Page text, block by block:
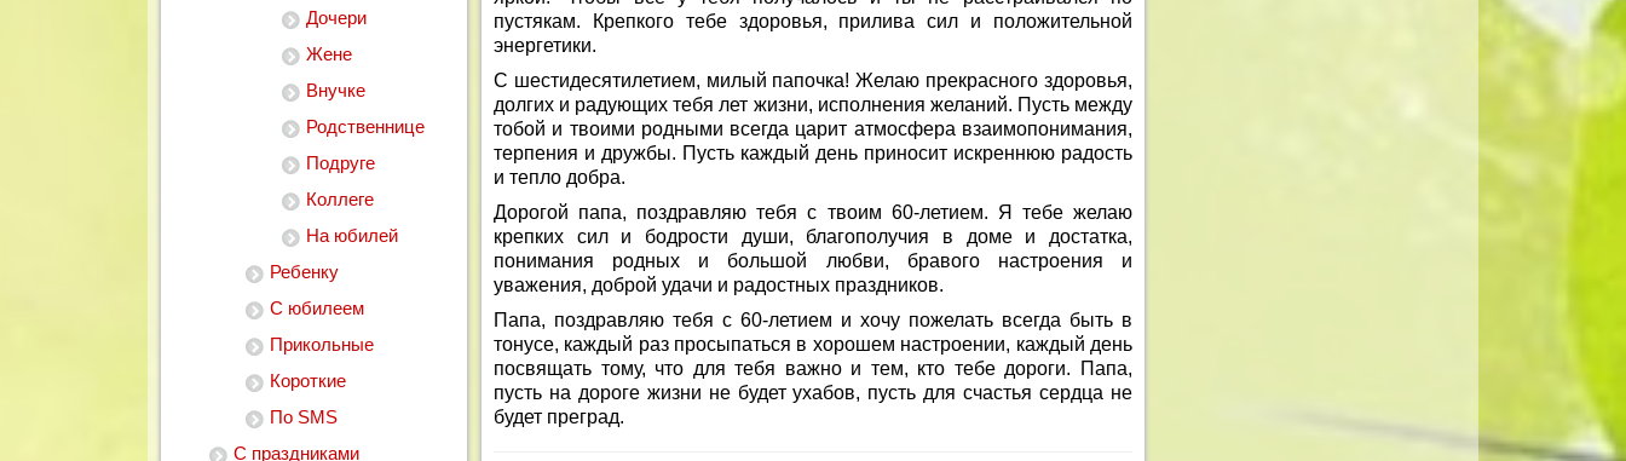
Дочери
Жене
Внучке
Родственнице
Подруге
Коллеге
На юбилей
Ребенку
С юбилеем
Прикольные
Короткие
По SMS
С праздниками
пустякам. Крепкого тебе здоровья, прилива сил и положительной
энергетики.
С шестидесятилетием, милый папочка! Желаю прекрасного здоровья,
долгих и радующих тебя лет жизни, исполнения желаний. Пусть между
тобой и твоими родными всегда царит атмосфера взаимопонимания,
терпения и дружбы. Пусть каждый день приносит искреннюю радость
и тепло добра.
Дорогой папа, поздравляю тебя с твоим 60-летием. Я тебе желаю
крепких сил и бодрости души, благополучия в доме и достатка,
понимания родных и большой любви, бравого настроения и
уважения, доброй удачи и радостных праздников.
Папа, поздравляю тебя с 60-летием и хочу пожелать всегда быть в
тонусе, каждый раз просыпаться в хорошем настроении, каждый день
посвящать тому, что для тебя важно и тем, кто тебе дороги. Папа,
пусть на дороге жизни не будет ухабов, пусть для счастья сердца не
будет преград.